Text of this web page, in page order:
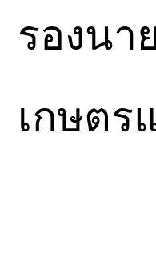
รองนา
เกษต